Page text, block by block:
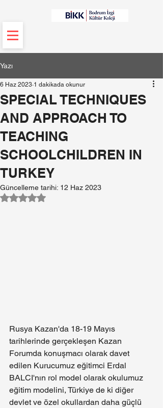
Yazı
SPECIAL TECHNIQUES
AND APPROACH TO
TEACHING
SCHOOLCHILDREN IN
TURKEY
6 Haz 2023 1 dakikada okunur
Güncelleme tarihi: 12 Haz 2023
5 üzerinden NaN yıldız
Rusya Kazan'da 18-19 Mayıs
tarihlerinde gerçekleşen Kazan
Forumda konuşmacı olarak davet
edilen Kurucumuz eğitimci Erdal
BALCI'nın rol model olarak okulumuz
eğitim modelini, Türkiye de ki diğer
devlet ve özel okullardan daha güçlü